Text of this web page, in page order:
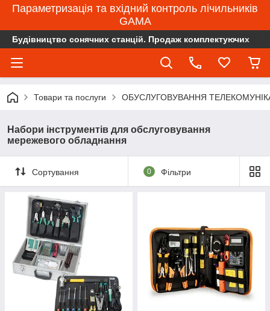
Параметризація та вхідний контроль лічильників
GAMA
Будівництво сонячних станцій. Продаж комплектуючих
Товари та послуги ОБУСЛУГОВУВАННЯ
Набори інструментів для обслуговування
мережевого обладнання
Сортування 0 Фільтри